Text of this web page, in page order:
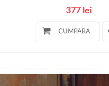
377 lei
CUMPARA